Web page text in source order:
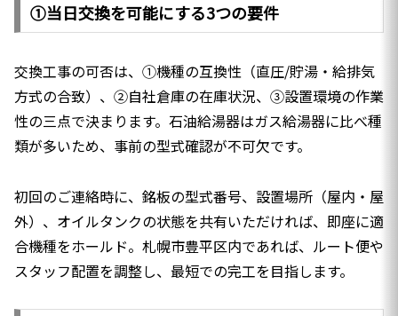
①当日交換を可能にする3つの要件
交換工事の可否は、①機種の互換性（直圧/貯湯・給排気
方式の合致）、②自社倉庫の在庫状況、③設置環境の作業
性の三点で決まります。石油給湯器はガス給湯器に比べ種
類が多いため、事前の型式確認が不可欠です。
初回のご連絡時に、銘板の型式番号、設置場所（屋内・屋
外）、オイルタンクの状態を共有いただければ、即座に適
合機種をホールド。札幌市豊平区内であれば、ルート便や
スタッフ配置を調整し、最短での完工を目指します。